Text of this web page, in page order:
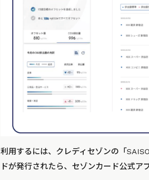
利用するには、クレディセゾンの「
ドが発行されたら、セゾンカード公式